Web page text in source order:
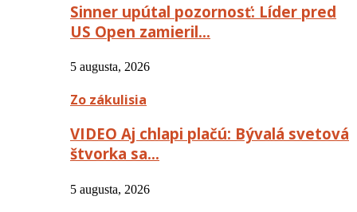
Sinner upútal pozornosť: Líder pred
US Open zamieril…
5 augusta, 2026
Zo zákulisia
VIDEO Aj chlapi plačú: Bývalá svetová
štvorka sa…
5 augusta, 2026